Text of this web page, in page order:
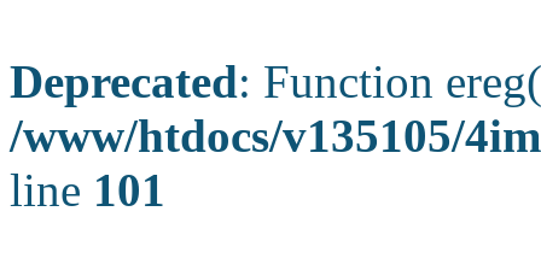
Deprecated: Function
/www/htdocs/v135105/
line 101